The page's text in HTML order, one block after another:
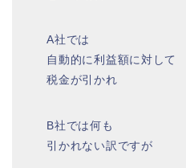
A社では
自動的に利益額に対して
税金が引かれ
B社では何も
引かれない訳ですが